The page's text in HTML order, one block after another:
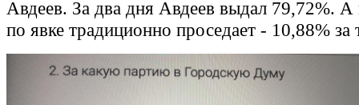
Авдеев. За два дня Авдеев выдал 79,72%.
по явке традиционно проседает - 10,88% за